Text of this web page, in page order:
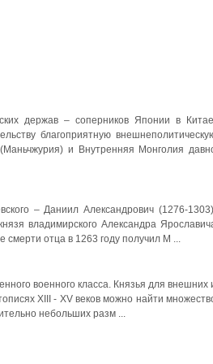
держав – соперников Японии в
благоприятную
и Внутренняя Монголия
– Даниил Александрович (1276-
владимирского Александра
смерти отца в 1263 году получил М ...
военного класса. Князья для внешних
XIII - XV веков можно найти
небольших разм ...